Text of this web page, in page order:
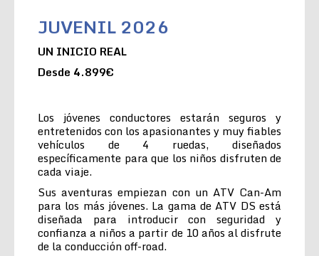
JUVENIL 2026
UN INICIO REAL
Desde 4.899€
Los jóvenes conductores estarán seguros y
entretenidos con los apasionantes y muy fiables
vehículos de 4 ruedas, diseñados
específicamente para que los niños disfruten de
cada viaje.
Sus aventuras empiezan con un ATV Can-Am
para los más jóvenes. La gama de ATV DS está
diseñada para introducir con seguridad y
confianza a niños a partir de 10 años al disfrute
de la conducción off-road.